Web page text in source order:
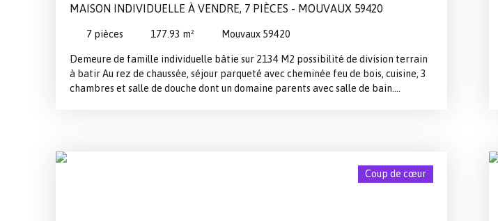
MAISON INDIVIDUELLE À VENDRE, 7 PIÈCES - MOUVAUX 59420
7 pièces 177.93 m² Mouvaux 59420
Demeure de famille individuelle bâtie sur 2134 M2 possibilité de division terrain
à batir Au rez de chaussée, séjour parqueté avec cheminée feu de bois, cuisine, 3
chambres et salle de douche dont un domaine parents avec salle de bain.
Coup de cœur